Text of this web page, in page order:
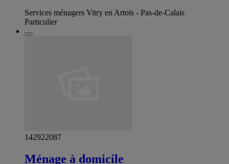
Services ménagers Vitry en Artois - Pas-de-Calais
Particulier
142922087
Ménage à domicile